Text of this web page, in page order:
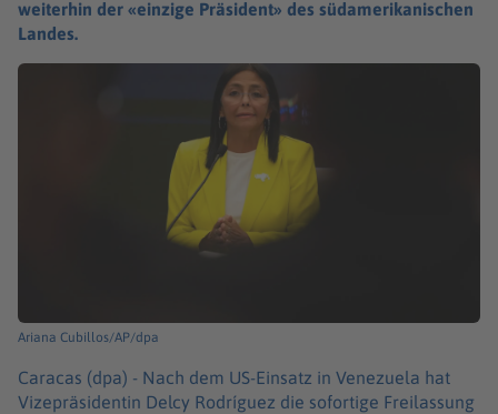
weiterhin der «einzige Präsident» des südamerikanischen
Landes.
Ariana Cubillos/AP/dpa
Caracas (dpa) - Nach dem US-Einsatz in Venezuela hat
Vizepräsidentin Delcy Rodríguez die sofortige Freilassung